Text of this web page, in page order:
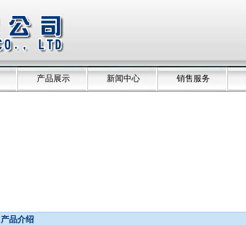
产品展示 新闻中心 销售服务
产品介绍